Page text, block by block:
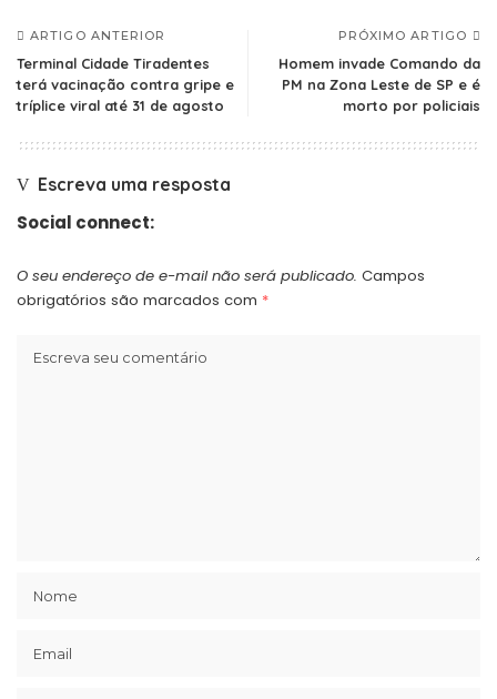
ARTIGO ANTERIOR
Terminal Cidade Tiradentes
terá vacinação contra gripe e
tríplice viral até 31 de agosto
PRÓXIMO ARTIGO
Homem invade Comando da
PM na Zona Leste de SP e é
morto por policiais
Escreva uma resposta
Social connect:
O seu endereço de e-mail não será publicado. Campos
obrigatórios são marcados com *